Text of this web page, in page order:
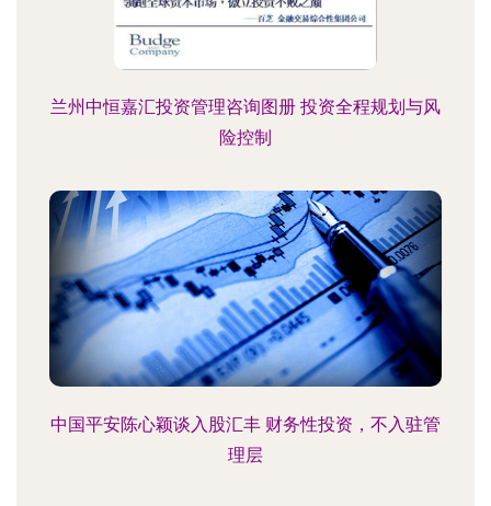
兰州中恒嘉汇投资管理咨询图册 投资全程规划与风
险控制
中国平安陈心颖谈入股汇丰 财务性投资，不入驻管
理层